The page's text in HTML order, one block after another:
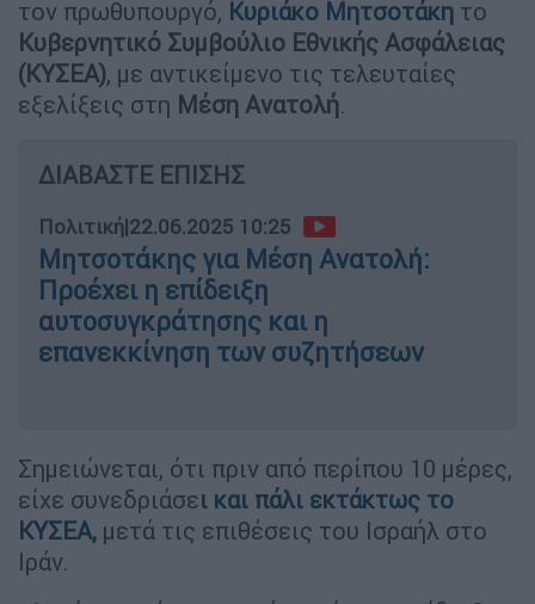
τον πρωθυπουργό, Κυριάκο Μητσοτάκη το
Κυβερνητικό Συμβούλιο Εθνικής Ασφάλειας
(ΚΥΣΕΑ), με αντικείμενο τις τελευταίες
εξελίξεις στη Μέση Ανατολή.
ΔΙΑΒΑΣΤΕ ΕΠΙΣΗΣ
Πολιτική|22.06.2025 10:25
Μητσοτάκης για Μέση Ανατολή:
Προέχει η επίδειξη
αυτοσυγκράτησης και η
επανεκκίνηση των συζητήσεων
Σημειώνεται, ότι πριν από περίπου 10 μέρες,
είχε συνεδριάσει και πάλι εκτάκτως το
ΚΥΣΕΑ, μετά τις επιθέσεις του Ισραήλ στο
Ιράν.